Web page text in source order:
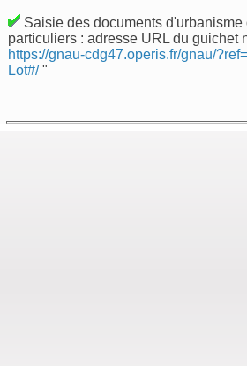
Saisie des documents
particuliers : adresse URL du guichet
https://gnau-cdg47.operis.fr/gnau/
Lot#/"